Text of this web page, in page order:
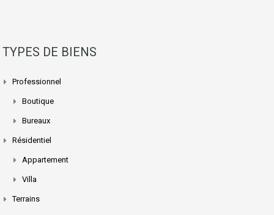
TYPES DE BIENS
Professionnel
Boutique
Bureaux
Résidentiel
Appartement
Villa
Terrains